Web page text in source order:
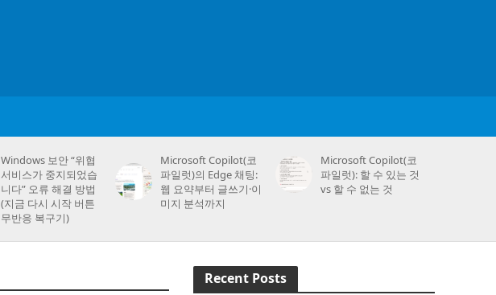
Windows 보안 “위협
서비스가 중지되었습
니다” 오류 해결 방법
(지금 다시 시작 버튼
무반응 복구기)
Microsoft Copilot(코
파일럿)의 Edge 채팅:
웹 요약부터 글쓰기·이
미지 분석까지
Microsoft Copilot(코
파일럿): 할 수 있는 것
vs 할 수 없는 것
Recent Posts